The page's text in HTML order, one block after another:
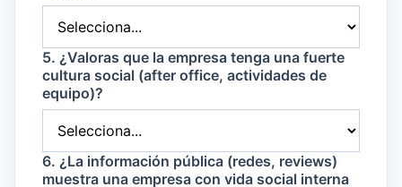
5. ¿Valoras que la empresa tenga una fuerte
cultura social (after office, actividades de
equipo)?
6. ¿La información pública (redes, reviews)
muestra una empresa con vida social interna